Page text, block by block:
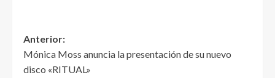
Anterior:
Mónica Moss anuncia la presentación de su nuevo
disco «RITUAL»